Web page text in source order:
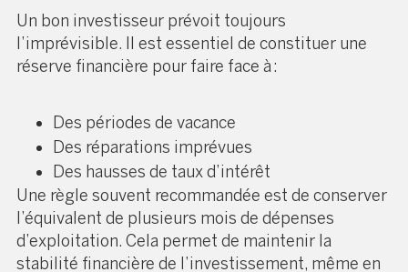
Un bon investisseur prévoit toujours
l’imprévisible. Il est essentiel de constituer une
réserve financière pour faire face à :
Des périodes de vacance
Des réparations imprévues
Des hausses de taux d’intérêt
Une règle souvent recommandée est de conserver
l’équivalent de plusieurs mois de dépenses
d’exploitation. Cela permet de maintenir la
stabilité financière de l’investissement, même en